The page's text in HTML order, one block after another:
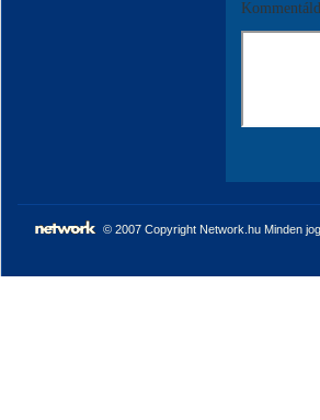
© 2007 Copyright Network.hu Minden